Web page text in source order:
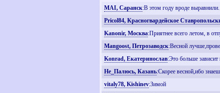
MAI, Саранск:В этом году вроде
Pricol84, Красногвардейское
Kanonir, Москва:Приятнее всего летом, в
Mangoost, Петрозаводск:Весной
Konrad, Екатеринослав:Это больше зависит
Не_Палюсь, Казань:Скорее весной,ибо
vitaly78, Kishinev:Зимой